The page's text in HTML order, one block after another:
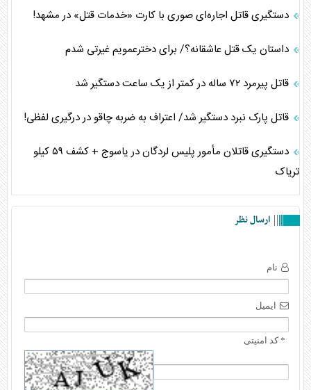
دستگیری قاتل اجاره‌ای صوری با کارت «خدمات قتل» در مشهد!
داستان یک قتل عاشقانه؟/ برای دخترعمویم غیرتی شدم
قاتل پیرمرد ۷۲ ساله در کمتر از یک ساعت دستگیر شد
قاتل پارک نبرد دستگیر شد/ اعتراف به ضربه چاقو در درگیری لفظی!
دستگیری قاتلان مأمور پلیس لردگان در یاسوج + کشف ۵۹ کیلو
تریاک
ارسال نظر
نام
ایمیل
* کد امنیتی